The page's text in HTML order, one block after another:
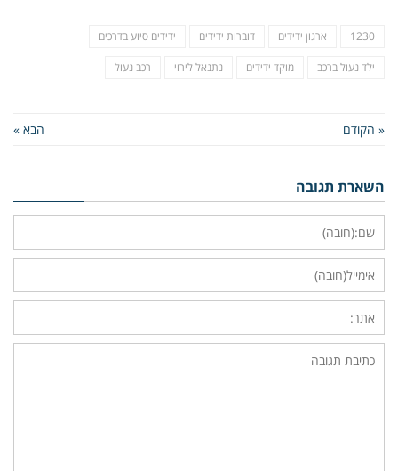
1230 ארגון ידידים דוברות ידידים ידידים סיוע בדרכים
ילד נעול ברכב מוקד ידידים נתנאל לירוי רכב נעול
« הקודם הבא »
השארת תגובה